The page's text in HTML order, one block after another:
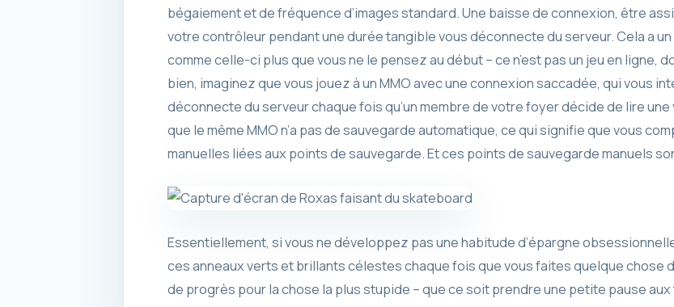
bégaiement et de fréquence d’images standard. Une baisse de connexion, être
votre contrôleur pendant une durée tangible vous déconnecte du serveur. Cela a
comme celle-ci plus que vous ne le pensez au début – ce n’est pas un jeu en ligne,
bien, imaginez que vous jouez à un MMO avec une connexion saccadée, qui vous
déconnecte du serveur chaque fois qu’un membre de votre foyer décide de lire
que le même MMO n’a pas de sauvegarde automatique, ce qui signifie que vous
manuelles liées aux points de sauvegarde. Et ces points de sauvegarde manuels
Essentiellement, si vous ne développez pas une habitude d’épargne
ces anneaux verts et brillants célestes chaque fois que vous faites quelque chose
de progrès pour la chose la plus stupide – que ce soit prendre une petite pause